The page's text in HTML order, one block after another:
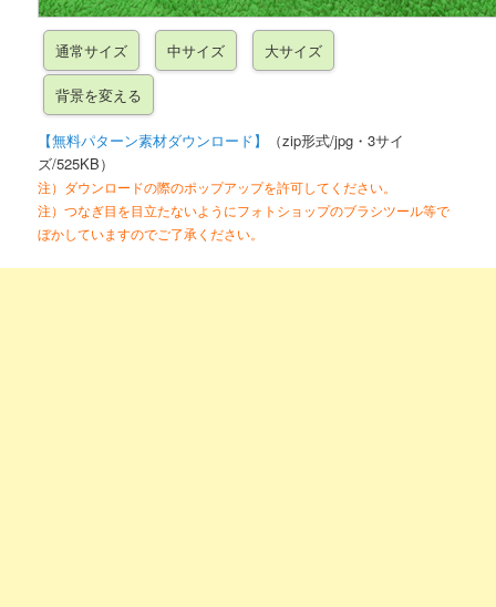
【無料パターン素材ダウンロード】
（zip形式/jpg・3サイ
ズ/525KB）
注）ダウンロードの際のポップアップを許可してください。
注）つなぎ目を目立たないようにフォトショップのブラシツール等で
ぼかしていますのでご了承ください。